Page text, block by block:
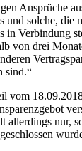
Ansprüche
und solche, die
in Verbindung
von drei
sind.“
vom 18.09.2018
allerdings nur,